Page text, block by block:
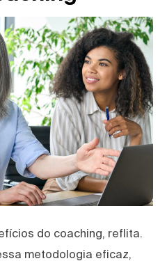
do coaching, reflita.
metodologia eficaz,